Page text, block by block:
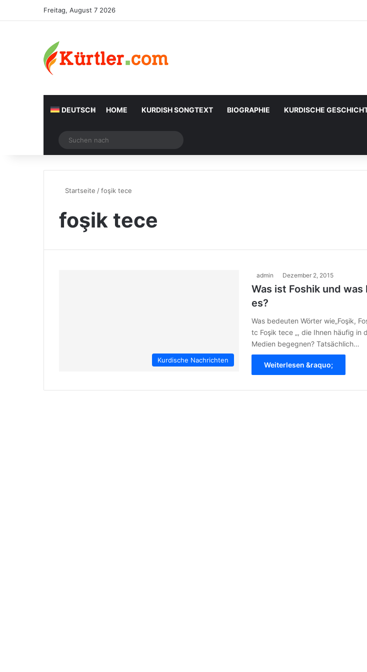
Freitag, August 7 2026
DEUTSCH HOME KURDISH SONGTEXT BIOGRAPHIE KURDISCHE
Zufälliger Artikel
nach
Startseite /foşik tece
foşik tece
Kurdische Nachrichten
admin Dezember 2, 2015
Was ist Foshik und
es?
Was bedeuten Wörter wie„Foşik,
tc Foşik tece „, die Ihnen häufig in
Medien begegnen? Tatsächlich…
Weiterlesen &raquo;